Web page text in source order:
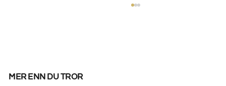
mer enn du tror